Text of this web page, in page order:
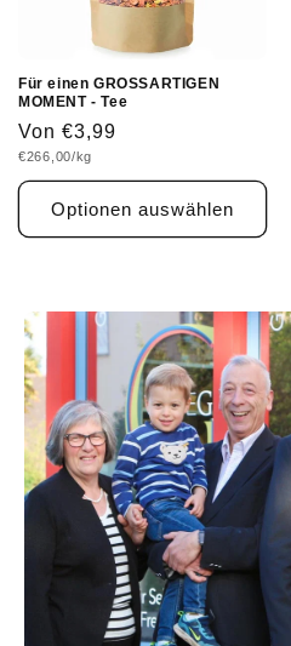
Für einen GROSSARTIGEN
MOMENT - Tee
Normaler
Preis
Von €3,99
Grundpreis
€266,00/kg
Optionen auswählen